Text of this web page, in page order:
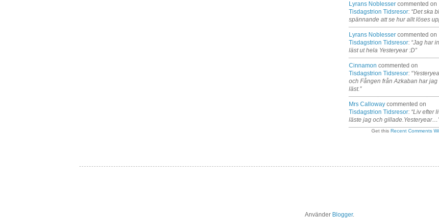
Lyrans Noblesser commented on
Tisdagstrion Tidsresor: “Det ska
spännande att se hur allt löses
Lyrans Noblesser commented on
Tisdagstrion Tidsresor: “Jag har
läst ut hela Yesteryear :D”
Cinnamon commented on
Tisdagstrion Tidsresor:
och Fången från Azkaban har jag
läst.”
Mrs Calloway commented on
Tisdagstrion Tidsresor: “Liv efter
läste jag och
Get this Recent Comments
Använder Blogger.